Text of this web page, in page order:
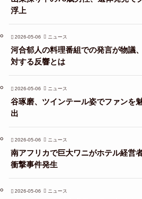
浮上
2026-05-06 ニュース
河合郁人の料理番組での発言が物議
対する反響とは
2026-05-06 ニュース
谷琢磨、ツインテール姿でファンを
出
2026-05-06 ニュース
南アフリカで巨大ワニがホテル経営
衝撃事件発生
2026-05-06 ニュース